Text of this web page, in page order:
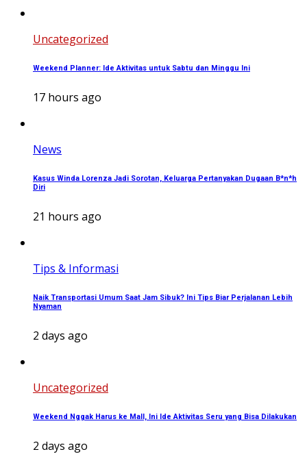
Uncategorized
Weekend Planner: Ide Aktivitas untuk Sabtu dan Minggu Ini
17 hours ago
News
Kasus Winda Lorenza Jadi Sorotan, Keluarga Pertanyakan Dugaan B*n*h
Diri
21 hours ago
Tips & Informasi
Naik Transportasi Umum Saat Jam Sibuk? Ini Tips Biar Perjalanan Lebih
Nyaman
2 days ago
Uncategorized
Weekend Nggak Harus ke Mall, Ini Ide Aktivitas Seru yang Bisa Dilakukan
2 days ago